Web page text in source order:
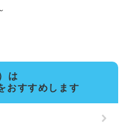
は
おすすめします